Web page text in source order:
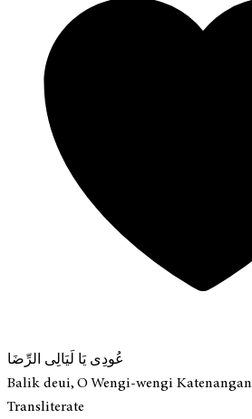
عُودِى يَا لَيَالِى الرِّضَا
Balik deui, O Wengi-wengi Katenangan
Transliterate